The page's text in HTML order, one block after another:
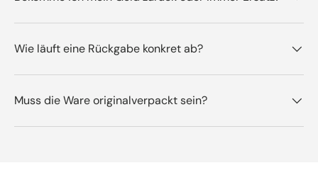
Wie läuft eine Rückgabe konkret ab?
Muss die Ware originalverpackt sein?